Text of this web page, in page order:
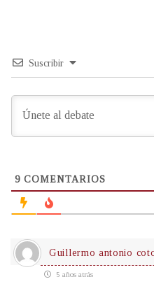
Suscribir
9 COMENTARIOS
Guillermo antonio
5 años atrás